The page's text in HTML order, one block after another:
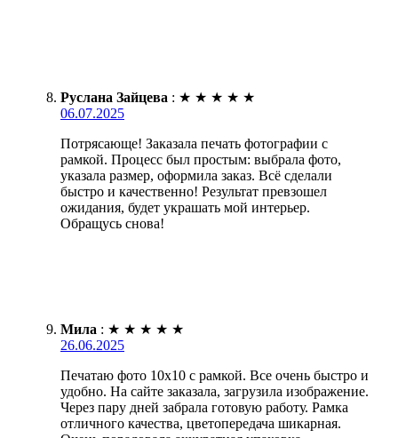
Руслана Зайцева : ★ ★ ★ ★ ★
06.07.2025
Потрясающе! Заказала печать фотографии с
рамкой. Процесс был простым: выбрала фото,
указала размер, оформила заказ. Всё сделали
быстро и качественно! Результат превзошел
ожидания, будет украшать мой интерьер.
Обращусь снова!
Мила : ★ ★ ★ ★ ★
26.06.2025
Печатаю фото 10х10 с рамкой. Все очень быстро и
удобно. На сайте заказала, загрузила изображение.
Через пару дней забрала готовую работу. Рамка
отличного качества, цветопередача шикарная.